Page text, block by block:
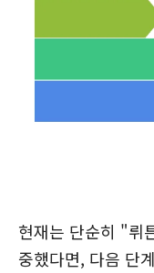
현재는 단순히 "뤼
중했다면, 다음 단